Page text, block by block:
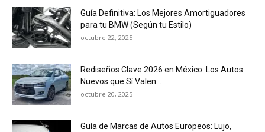
Guía Definitiva: Los Mejores Amortiguadores
para tu BMW (Según tu Estilo)
octubre 22, 2025
Rediseños Clave 2026 en México: Los Autos
Nuevos que Sí Valen...
octubre 20, 2025
Guía de Marcas de Autos Europeos: Lujo,